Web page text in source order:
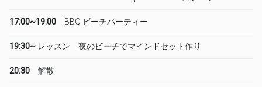
17:00~19:00 BBQ ビーチパーティー
19:30~ レッスン 夜のビーチでマインドセット作り
20:30 解散